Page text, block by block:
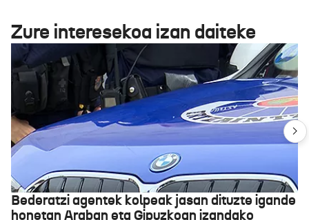
Zure interesekoa izan daiteke
Bederatzi agentek kolpeak jasan dituzte igande
honetan Araban eta Gipuzkoan izandako